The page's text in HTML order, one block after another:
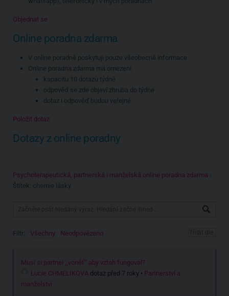
Objednat se
Online poradna zdarma
V online poradně poskytuji pouze všeobecné informace
Online poradna zdarma má omezení:
kapacitu 10 dotazů týdně
odpověď se zde objeví zhruba do týdne
dotaz i odpověď budou veřejné
Položit dotaz
Dotazy z online poradny
Psychoterapeutická, partnerská i manželská online poradna zdarma ›
Štítek: chemie lásky
Filtr: Všechny Neodpovězeno
Musí si partnei ,,voněť“ aby vztah fungoval?
Lucie CHMELIKOVA dotaz před 7 roky • Partnerství a
manželství